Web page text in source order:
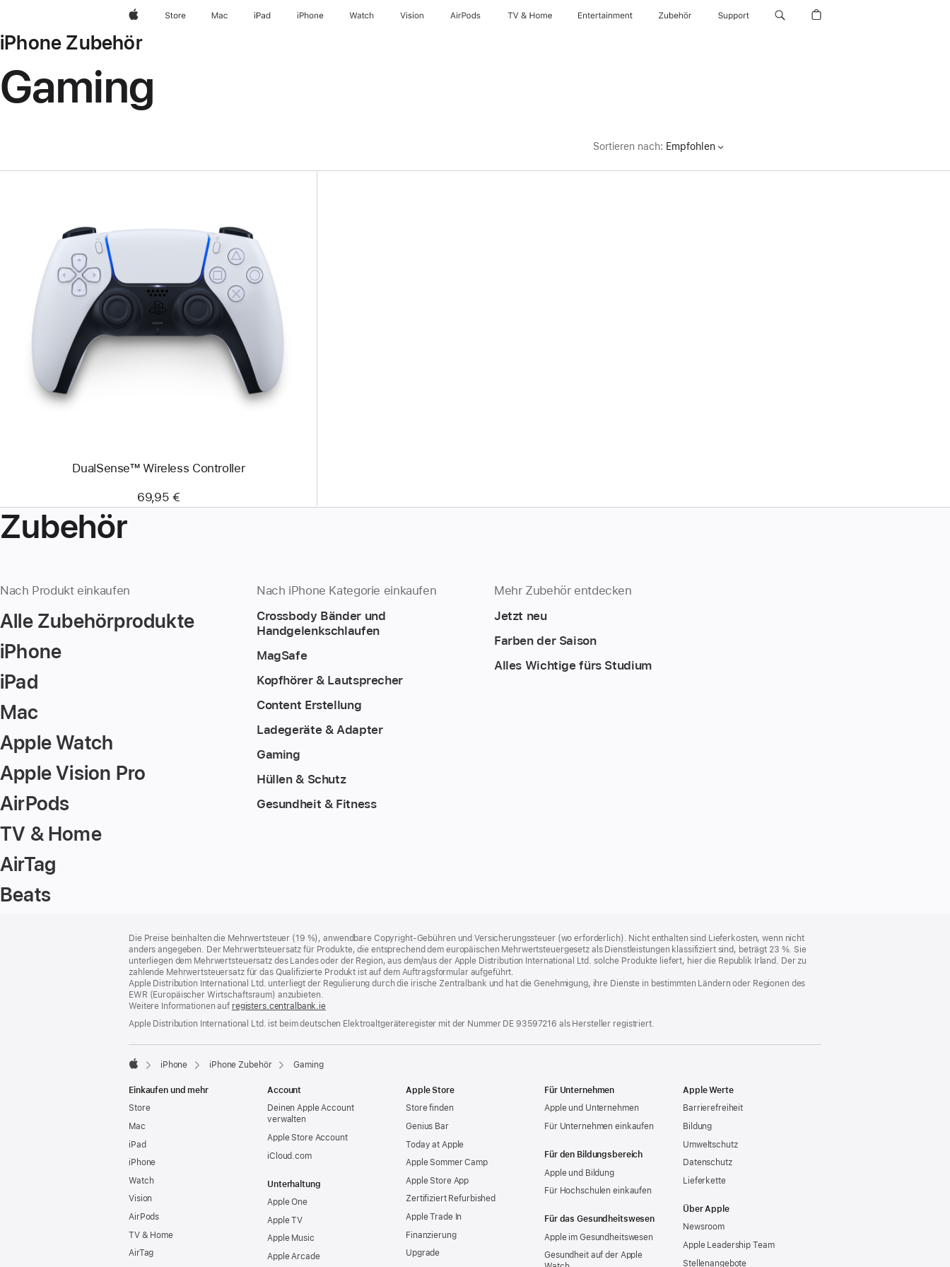
AppleStore Mac iPad iPhone Watch Vision AirPods TV & Home Entertainment Zubehör Support
iPhone Zubehör
Gaming
Sortieren nach: Empfohlen
Zurück
Bild
DualSense™
Wireless
DualSense™ Wireless Controller
69,95 €
Zubehör
Nach Produkt einkaufen
Alle Zubehörprodukte
iPhone
iPad
Mac
Apple Watch
Apple Vision Pro
AirPods
TV & Home
AirTag
Beats
Nach iPhone Kategorie einkaufen
Crossbody Bänder und
Handgelenkschlaufen
MagSafe
Kopfhörer & Lautsprecher
Content Erstellung
Ladegeräte & Adapter
Gaming
Hüllen & Schutz
Gesundheit & Fitness
Mehr Zubehör entdecken
Jetzt neu
Farben der Saison
Alles Wichtige fürs Studium
Die Preise beinhalten die Mehrwertsteuer (19 %), anwendbare Copyright-Gebühren und Versicherungssteuer (wo erforderlich). Nicht enthalten sind Lieferkosten, wenn nicht
anders angegeben. Der Mehrwertsteuersatz für Produkte, die entsprechend dem europäischen Mehrwertsteuergesetz als Dienstleistungen klassifiziert sind, beträgt 23 %. Sie
unterliegen dem Mehrwertsteuersatz des Landes oder der Region, aus dem/aus der Apple Distribution International Ltd. solche Produkte liefert, hier die Republik Irland. Der zu
zahlende Mehrwertsteuersatz für das Qualifizierte Produkt ist auf dem Auftragsformular aufgeführt.
Apple Distribution International Ltd. unterliegt der Regulierung durch die irische Zentralbank und hat die Genehmigung, ihre Dienste in bestimmten Ländern oder Regionen des
EWR (Europäischer Wirtschaftsraum) anzubieten.
Weitere Informationen auf registers.centralbank.ie
Apple Distribution International Ltd. ist beim deutschen Elektroaltgeräteregister mit der Nummer DE 93597216 als Hersteller registriert.
iPhone iPhone Zubehör Gaming
Einkaufen und mehr
Store
Mac
iPad
iPhone
Watch
Vision
AirPods
TV & Home
AirTag
Account
Deinen Apple Account
verwalten
Apple Store Account
iCloud.com
Unterhaltung
Apple One
Apple TV
Apple Music
Apple Arcade
Apple Store
Store finden
Genius Bar
Today at Apple
Apple Sommer Camp
Apple Store App
Zertifiziert Refurbished
Apple Trade In
Finanzierung
Upgrade
Für Unternehmen
Apple und Unternehmen
Für Unternehmen einkaufen
Für den Bildungsbereich
Apple und Bildung
Für Hochschulen einkaufen
Für das Gesundheitswesen
Apple im Gesundheitswesen
Gesundheit auf der Apple
Apple Werte
Barrierefreiheit
Bildung
Umweltschutz
Datenschutz
Lieferkette
Über Apple
Newsroom
Apple Leadership Team
Stellenangebote